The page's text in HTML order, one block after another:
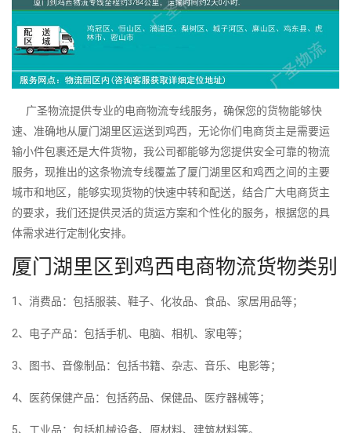
广圣物流提供专业的电商物流专线服务，确保您的货物能够快
速、准确地从厦门湖里区运送到鸡西，无论你们电商货主是需要运
输小件包裹还是大件货物，我公司都能够为您提供安全可靠的物流
服务，现推出的这条物流专线覆盖了厦门湖里区和鸡西之间的主要
城市和地区，能够实现货物的快速中转和配送，结合广大电商货主
的要求，我们还提供灵活的货运方案和个性化的服务，根据您的具
体需求进行定制化安排。
厦门湖里区到鸡西电商物流货物类别
1、消费品：包括服装、鞋子、化妆品、食品、家居用品等；
2、电子产品：包括手机、电脑、相机、家电等；
3、图书、音像制品：包括书籍、杂志、音乐、电影等；
4、医药保健产品：包括药品、保健品、医疗器械等；
5、工业品：包括机械设备、原材料、建筑材料等。